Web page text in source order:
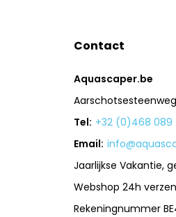
Contact
Aquascaper.be
Tel: +32 (0)468 089
Email:
Jaarlijkse Vakantie,
Webshop 24h
Rekeningnummer